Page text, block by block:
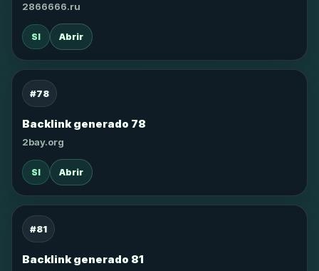
2866666.ru
SI Abrir
#78
Backlink generado 78
2bay.org
SI Abrir
#81
Backlink generado 81